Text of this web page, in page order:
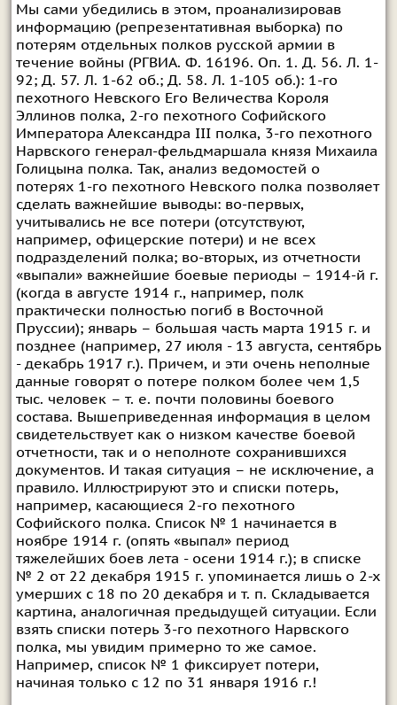
Мы сами убедились в этом, проанализировав
информацию (репрезентативная выборка) по
потерям отдельных полков русской армии в
течение войны (РГВИА. Ф. 16196. Оп. 1. Д. 56. Л. 1-
92; Д. 57. Л. 1-62 об.; Д. 58. Л. 1-105 об.): 1-го
пехотного Невского Его Величества Короля
Эллинов полка, 2-го пехотного Софийского
Императора Александра III полка, 3-го пехотного
Нарвского генерал-фельдмаршала князя Михаила
Голицына полка. Так, анализ ведомостей о
потерях 1-го пехотного Невского полка позволяет
сделать важнейшие выводы: во-первых,
учитывались не все потери (отсутствуют,
например, офицерские потери) и не всех
подразделений полка; во-вторых, из отчетности
«выпали» важнейшие боевые периоды – 1914-й г.
(когда в августе 1914 г., например, полк
практически полностью погиб в Восточной
Пруссии); январь – большая часть марта 1915 г. и
позднее (например, 27 июля - 13 августа, сентябрь
- декабрь 1917 г.). Причем, и эти очень неполные
данные говорят о потере полком более чем 1,5
тыс. человек – т. е. почти половины боевого
состава. Вышеприведенная информация в целом
свидетельствует как о низком качестве боевой
отчетности, так и о неполноте сохранившихся
документов. И такая ситуация – не исключение, а
правило. Иллюстрируют это и списки потерь,
например, касающиеся 2-го пехотного
Софийского полка. Список № 1 начинается в
ноябре 1914 г. (опять «выпал» период
тяжелейших боев лета - осени 1914 г.); в списке
№ 2 от 22 декабря 1915 г. упоминается лишь о 2-х
умерших с 18 по 20 декабря и т. п. Складывается
картина, аналогичная предыдущей ситуации. Если
взять списки потерь 3-го пехотного Нарвского
полка, мы увидим примерно то же самое.
Например, список № 1 фиксирует потери,
начиная только с 12 по 31 января 1916 г.!